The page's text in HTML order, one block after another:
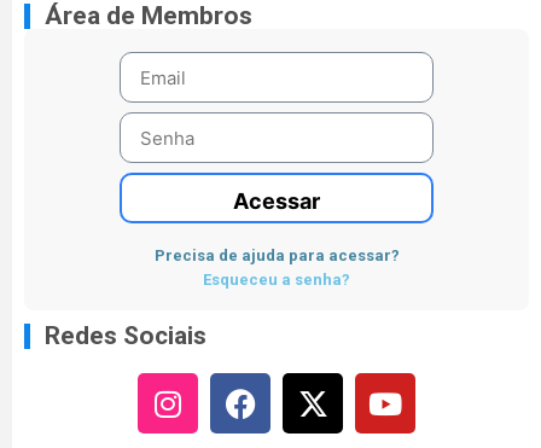
Área de Membros
Acessar
Precisa de ajuda para acessar?
Esqueceu a senha?
Redes Sociais